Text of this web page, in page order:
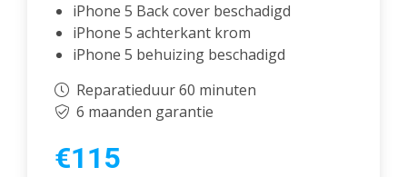
iPhone 5 Back cover beschadigd
iPhone 5 achterkant krom
iPhone 5 behuizing beschadigd
Reparatieduur 60 minuten
6 maanden garantie
€115